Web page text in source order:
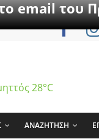
το email του
28°C
ΑΝΑΖΗΤΗΣΗ